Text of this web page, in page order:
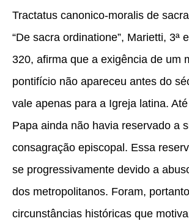
Tractatus canonico-moralis de
“De sacra ordinatione”, Marietti, 3ª
320, afirma que a exigência de um
pontifício não apareceu antes do
vale apenas para a Igreja latina.
Papa ainda não havia reservado a
consagração episcopal. Essa
se progressivamente devido a
dos metropolitanos. Foram,
circunstâncias históricas que